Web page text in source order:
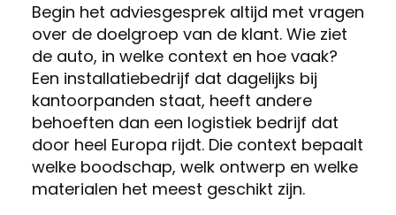
Begin het adviesgesprek altijd met vragen
over de doelgroep van de klant. Wie ziet
de auto, in welke context en hoe vaak?
Een installatiebedrijf dat dagelijks bij
kantoorpanden staat, heeft andere
behoeften dan een logistiek bedrijf dat
door heel Europa rijdt. Die context bepaalt
welke boodschap, welk ontwerp en welke
materialen het meest geschikt zijn.